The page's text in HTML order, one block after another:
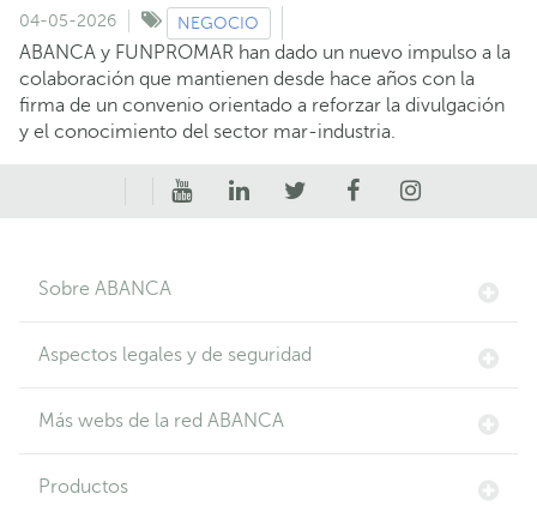
04-05-2026 NEGOCIO
ABANCA y FUNPROMAR han dado un nuevo impulso a la
colaboración que mantienen desde hace años con la
firma de un convenio orientado a reforzar la divulgación
y el conocimiento del sector mar-industria.
Sobre ABANCA
Aspectos legales y de seguridad
Más webs de la red ABANCA
Productos